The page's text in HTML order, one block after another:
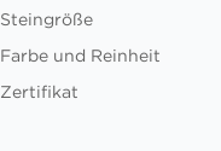
Steingröße
Farbe und Reinheit
Zertifikat